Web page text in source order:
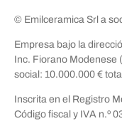
© Emilceramica Srl a
Empresa bajo la
Inc. Fiorano Modenese
social: 10.000.000 €
Inscrita en el Registro
Código fiscal y IVA n.º